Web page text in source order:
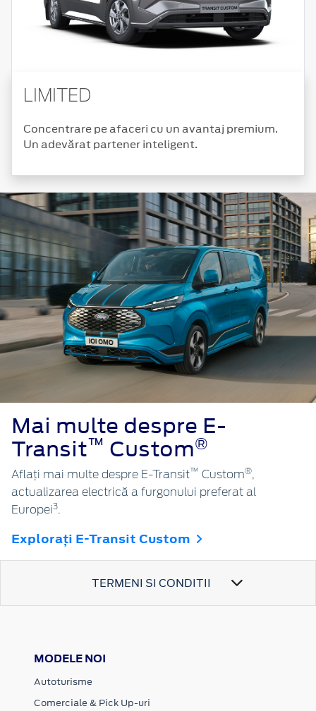
LIMITED
Concentrare pe afaceri cu un avantaj premium.
Un adevărat partener inteligent.
Mai multe despre E-
Transit™ Custom®
Aflați mai multe despre E-Transit™ Custom®,
actualizarea electrică a furgonului preferat al
Europei3.
Explorați E-Transit Custom
TERMENI SI CONDITII
MODELE NOI
Autoturisme
Comerciale & Pick Up-uri